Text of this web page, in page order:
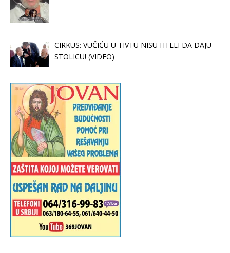
CIRKUS: VUČIĆU U TIVTU NISU HTELI DA DAJU
STOLICU! (VIDEO)